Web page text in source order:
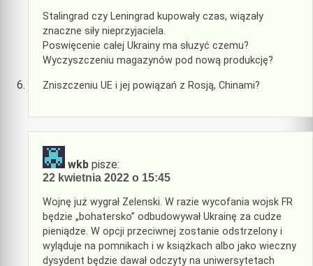
Stalingrad czy Leningrad kupowały czas, wiązały
znaczne siły nieprzyjaciela.
Poswięcenie całej Ukrainy ma słuzyć czemu?
Wyczyszczeniu magazynów pod nową produkcję?
Zniszczeniu UE i jej powiązań z Rosją, Chinami?
wkb pisze:
22 kwietnia 2022 o 15:45
Wojnę już wygrał Zelenski. W razie wycofania wojsk FR
będzie „bohatersko” odbudowywał Ukrainę za cudze
pieniądze. W opcji przeciwnej zostanie odstrzelony i
wyląduje na pomnikach i w książkach albo jako wieczny
dysydent będzie dawał odczyty na uniwersytetach